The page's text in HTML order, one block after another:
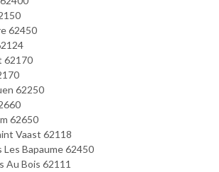
62450
62170
62250
62650
Vaast 62118
Bapaume 62450
Au Bois 62111